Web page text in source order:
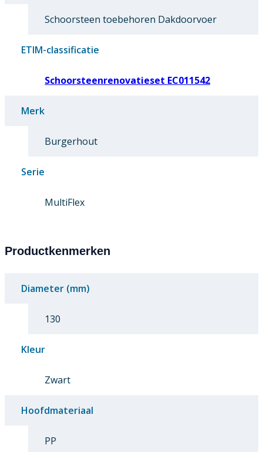
Schoorsteen toebehoren Dakdoorvoer
ETIM-classificatie
Schoorsteenrenovatieset EC011542
Merk
Burgerhout
Serie
MultiFlex
Productkenmerken
Diameter (mm)
130
Kleur
Zwart
Hoofdmateriaal
PP